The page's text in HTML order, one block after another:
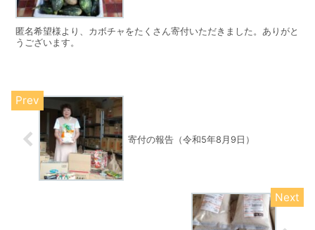
匿名希望様より、カボチャをたくさん寄付いただきました。ありがと
うございます。
寄付の報告（令和5年8月9日）